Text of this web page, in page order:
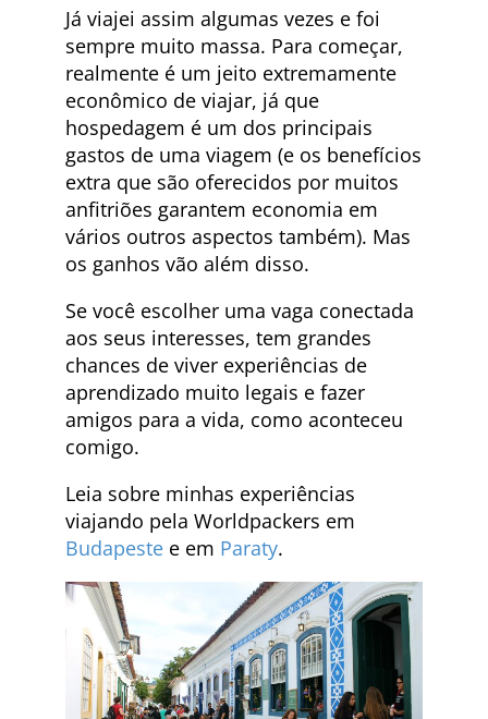
Já viajei assim algumas vezes e foi
sempre muito massa. Para começar,
realmente é um jeito extremamente
econômico de viajar, já que
hospedagem é um dos principais
gastos de uma viagem (e os benefícios
extra que são oferecidos por muitos
anfitriões garantem economia em
vários outros aspectos também). Mas
os ganhos vão além disso.
Se você escolher uma vaga conectada
aos seus interesses, tem grandes
chances de viver experiências de
aprendizado muito legais e fazer
amigos para a vida, como aconteceu
comigo.
Leia sobre minhas experiências
viajando pela Worldpackers em
Budapeste e em Paraty.